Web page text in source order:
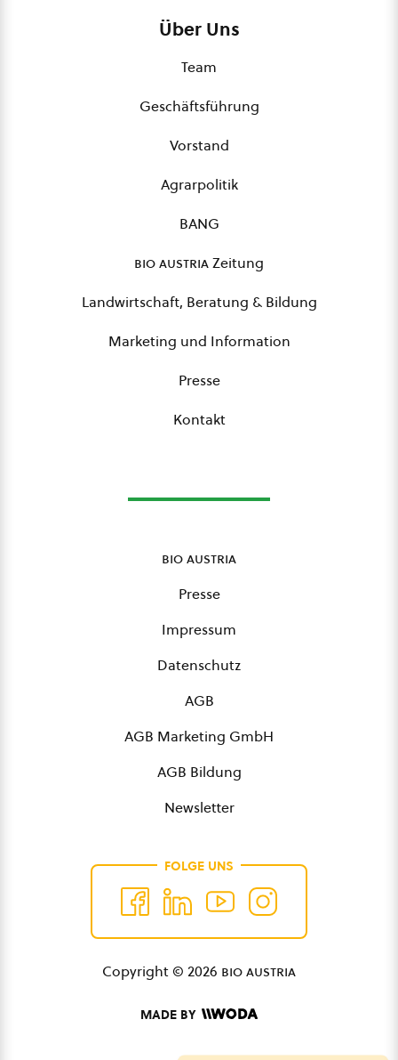
Über Uns
Team
Geschäftsführung
Vorstand
Agrarpolitik
BANG
bio austriaZeitung
Landwirtschaft, Beratung & Bildung
Marketing und Information
Presse
Kontakt
bio austria
Presse
Impressum
Datenschutz
AGB
AGB Marketing GmbH
AGB Bildung
Newsletter
FOLGE UNS
Copyright © 2026 bio austria
MADE BY